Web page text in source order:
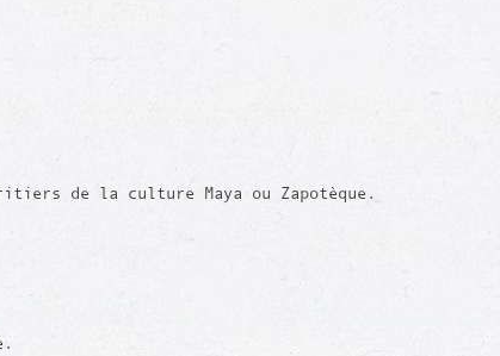
de la culture Maya ou Zapotèque.